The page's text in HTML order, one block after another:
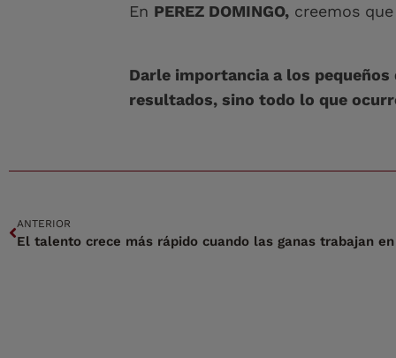
En PEREZ DOMINGO,creemos
Darle importancia a los pequeños
resultados, sino todo lo que
ANTERIOR
El talento crece más rápido cuando las ganas trabajan